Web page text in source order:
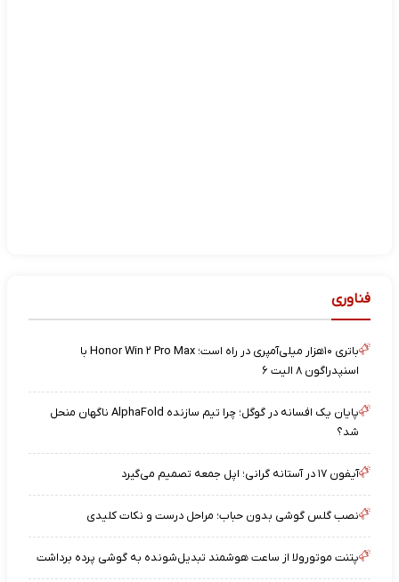
فناوری
باتری ۱۰هزار میلی‌آمپری در راه است؛ Honor Win ۲ Pro Max با
اسنپدراگون ۸ الیت ۶
پایان یک افسانه در گوگل؛ چرا تیم سازنده AlphaFold ناگهان منحل
شد؟
آیفون ۱۷ در آستانه گرانی؛ اپل جمعه تصمیم می‌گیرد
نصب گلس گوشی بدون حباب؛ مراحل درست و نکات کلیدی
پتنت موتورولا از ساعت هوشمند تبدیل‌شونده به گوشی پرده برداشت